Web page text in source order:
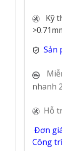
Kỹ
Sản
nhanh
Hỗ
Đơn
Công